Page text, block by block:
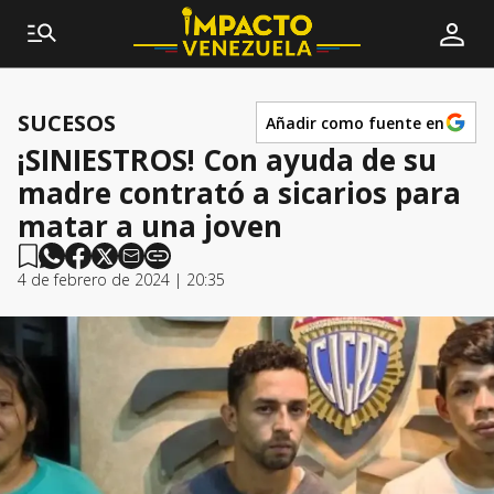
SUCESOS Añadir como fuente en
¡SINIESTROS! Con ayuda de su
madre contrató a sicarios para
matar a una joven
4 de febrero de 2024 | 20:35